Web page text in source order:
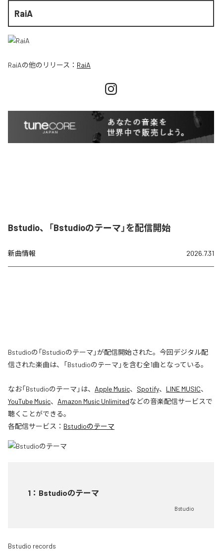
RaiA
RaiAの他のリリース： RaiA
Bstudio、「Bstudioのテーマ」を配信開始
新曲情報 2026.7.31
Bstudioの「Bstudioのテーマ」が配信開始された。今回デジタル配
信された楽曲は、「Bstudioのテーマ」を含む全1曲となっている。
なお「Bstudioのテーマ 」は、 Apple Music、 Spotify、 LINE MUSIC、
YouTube Music、 Amazon Music Unlimitedなどの音楽配信サービスで
聴くことができる。
各配信サービス： Bstudioのテーマ
1 ： Bstudioのテーマ
Bstudio
Bstudio records